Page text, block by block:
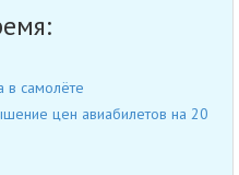
самолёте
цен авиабилетов на 20